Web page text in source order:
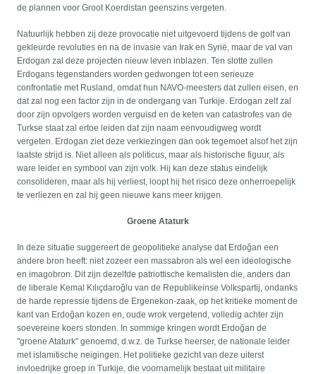
de plannen voor Groot Koerdistan geenszins vergeten.
Natuurlijk hebben zij deze provocatie niet uitgevoerd tijdens de golf van
gekleurde revoluties en na de invasie van Irak en Syrië, maar de val van
Erdogan zal deze projecten nieuw leven inblazen. Ten slotte zullen
Erdogans tegenstanders worden gedwongen tot een serieuze
confrontatie met Rusland, omdat hun NAVO-meesters dat zullen eisen, en
dat zal nog een factor zijn in de ondergang van Turkije. Erdogan zelf zal
door zijn opvolgers worden verguisd en de keten van catastrofes van de
Turkse staat zal ertoe leiden dat zijn naam eenvoudigweg wordt
vergeten. Erdogan ziet deze verkiezingen dan ook tegemoet alsof het zijn
laatste strijd is. Niet alleen als politicus, maar als historische figuur, als
ware leider en symbool van zijn volk. Hij kan deze status eindelijk
consolideren, maar als hij verliest, loopt hij het risico deze onherroepelijk
te verliezen en zal hij geen nieuwe kans meer krijgen.
Groene Ataturk
In deze situatie suggereert de geopolitieke analyse dat Erdoğan een
andere bron heeft: niet zozeer een massabron als wel een ideologische
en imagobron. Dit zijn dezelfde patriottische kemalisten die, anders dan
de liberale Kemal Kılıçdaroğlu van de Republikeinse Volkspartij, ondanks
de harde repressie tijdens de Ergenekon-zaak, op het kritieke moment de
kant van Erdoğan kozen en, oude wrok vergetend, volledig achter zijn
soevereine koers stonden. In sommige kringen wordt Erdoğan de
"groene Ataturk" genoemd, d.w.z. de Turkse heerser, de nationale leider
met islamitische neigingen. Het politieke gezicht van deze uiterst
invloedrijke groep in Turkije, die voornamelijk bestaat uit militaire